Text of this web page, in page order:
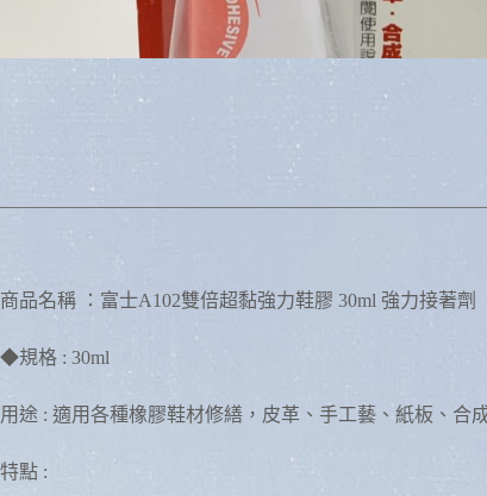
商品名稱 ：富士A102雙倍超黏強力鞋膠 30ml 強力接著劑
◆規格 : 30ml
用途 : 適用各種橡膠鞋材修繕，皮革、手工藝、紙板、合
特點 :